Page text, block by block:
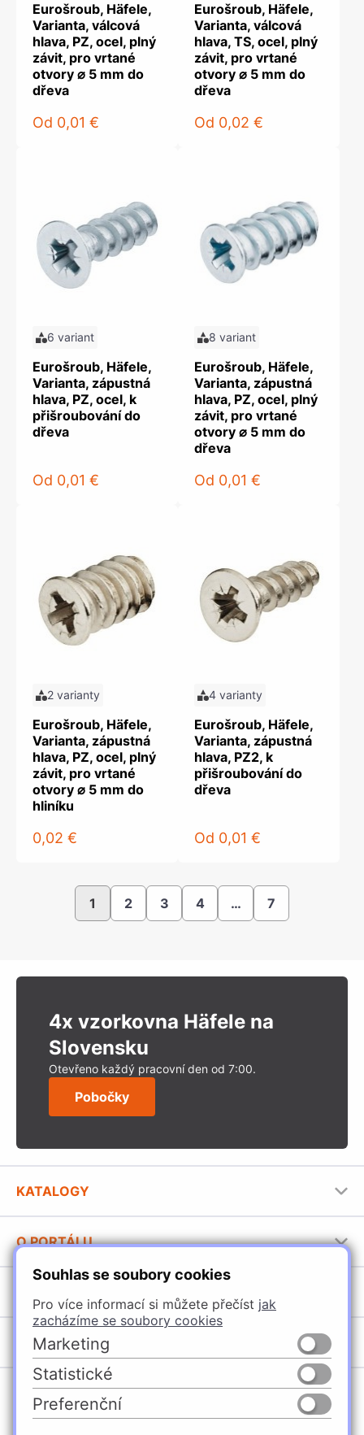
Souhlas se soubory cookies
Pro více informací si můžete přečíst jak
zacházíme se soubory cookies
Marketing
Statistické
Preferenční
Eurošroub, Häfele,
Varianta, válcová
hlava, PZ, ocel, plný
závit, pro vrtané
otvory ⌀ 5 mm do
dřeva
Od 0,01 €
Eurošroub, Häfele,
Varianta, válcová
hlava, TS, ocel, plný
závit, pro vrtané
otvory ⌀ 5 mm do
dřeva
Od 0,02 €
6 variant
Eurošroub, Häfele,
Varianta, zápustná
hlava, PZ, ocel, k
přišroubování do
dřeva
Od 0,01 €
8 variant
Eurošroub, Häfele,
Varianta, zápustná
hlava, PZ, ocel, plný
závit, pro vrtané
otvory ⌀ 5 mm do
dřeva
Od 0,01 €
2 varianty
Eurošroub, Häfele,
Varianta, zápustná
hlava, PZ, ocel, plný
závit, pro vrtané
otvory ⌀ 5 mm do
hliníku
0,02 €
4 varianty
Eurošroub, Häfele,
Varianta, zápustná
hlava, PZ2, k
přišroubování do
dřeva
Od 0,01 €
1 2 3 4 … 7
4x vzorkovna Häfele na
Slovensku
Otevřeno každý pracovní den od 7:00.
Pobočky
KATALOGY
Stavební katalog Häfele
Brožury Häfele
O PORTÁLU
Provozovatel portálu
Jak používat portál
Úchytky
Nábytkové kování
Vybavení kuchyní
Osvětlení a elektro
POBOČKY
Špačince
Žilina